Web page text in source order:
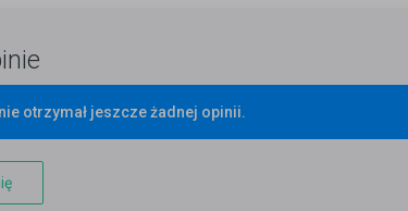
otrzymał jeszcze żadnej opinii.